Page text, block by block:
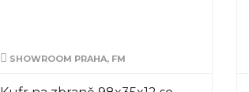
SHOWROOM PRAHA, FM